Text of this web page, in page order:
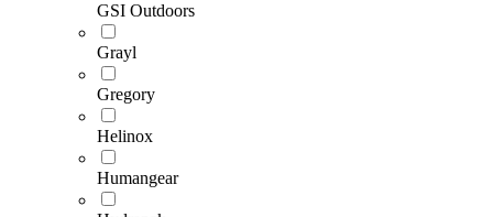
GSI Outdoors
Grayl
Gregory
Helinox
Humangear